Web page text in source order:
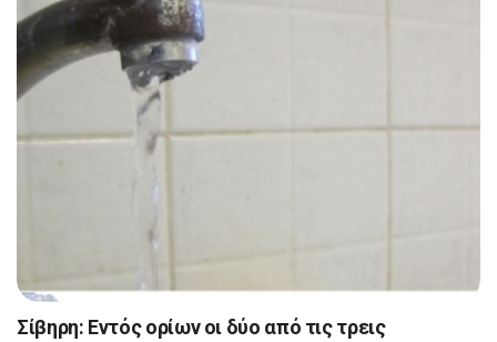
Σίβηρη: Εντός ορίων οι δύο από τις τρεις